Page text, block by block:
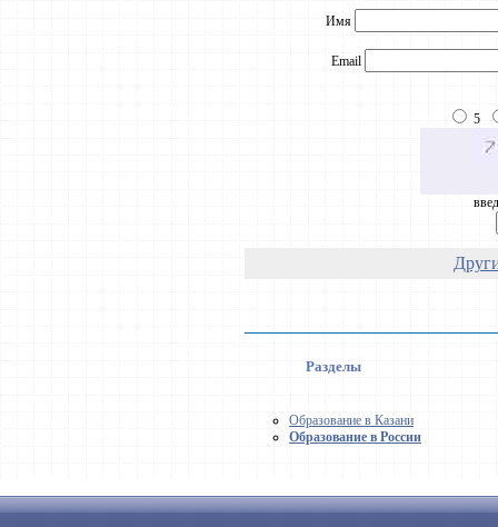
Имя
Email
5
Разделы
Образование в Казани
Образование в России